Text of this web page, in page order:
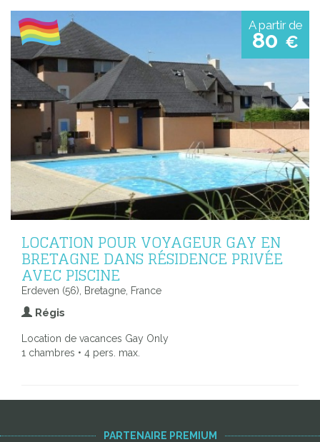
A partir de
80 €
LOCATION POUR VOYAGEUR GAY EN
BRETAGNE DANS RÉSIDENCE PRIVÉE
AVEC PISCINE
Erdeven (56), Bretagne, France
Régis
Location de vacances Gay Only
1 chambres • 4 pers. max.
PARTENAIRE PREMIUM